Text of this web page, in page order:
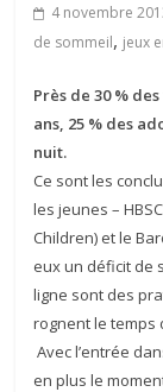
famille4 novembre
de sommeil, jeux
Près de 30 %
ans, 25 % des
nuit.
Ce sont les
les jeunes –
Children) et le
eux un déficit de
ligne sont des
rognent le temps
Avec l’entrée
en plus le